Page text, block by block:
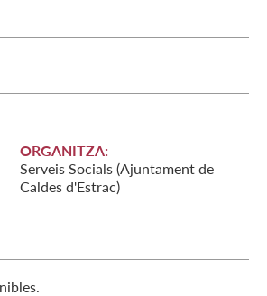
ORGANITZA:
Serveis Socials (Ajuntament de
Caldes d'Estrac)